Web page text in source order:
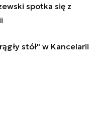
spotka się z
stół" w Kancelarii